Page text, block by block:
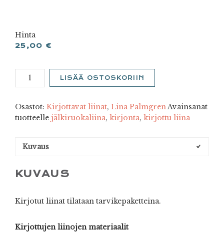
Hinta
25,00 €
HarakankelloLISÄÄ OSTOSKORIIN
Osastot: Kirjottavat liinat, Lina Palmgren Avainsanat
tuotteelle jälkiruokaliina, kirjonta, kirjottu liina
Kuvaus
KUVAUS
Kirjotut liinat tilataan tarvikepaketteina.
Kirjottujen liinojen materiaalit